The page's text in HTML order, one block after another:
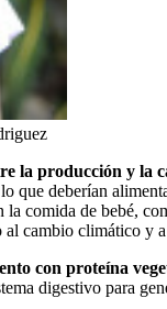
la producción y la
deberían
comida de bebé,
cambio climático y
con proteína
digestivo para